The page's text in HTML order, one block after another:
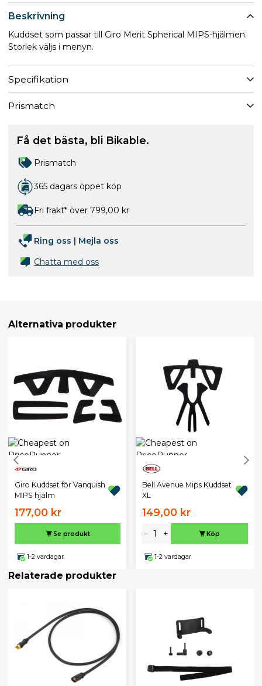
Beskrivning
Kuddset som passar till Giro Merit Spherical MIPS-hjälmen.
Storlek väljs i menyn.
Specifikation
Prismatch
Få det bästa, bli Bikable.
Prismatch
365 dagars öppet köp
Fri frakt* över 799,00 kr
Ring oss | Mejla oss
Chatta med oss
Alternativa produkter
Giro Kuddset för Vanquish
MIPS hjälm
177,00 kr
Se produkt
1-2 vardagar
Bell Avenue Mips Kuddset
XL
149,00 kr
- + Köp
1-2 vardagar
Relaterade produkter